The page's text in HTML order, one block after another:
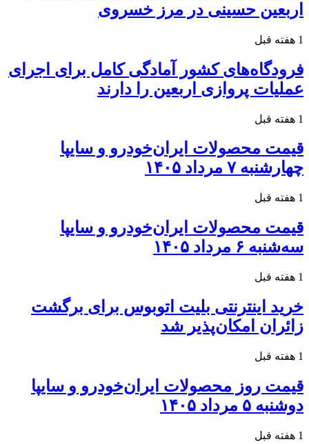
اربعین حسینی در مرز خسروی
1 هفته قبل
فرودگاه‌های کشور آمادگی کامل برای اجرای
عملیات پروازی اربعین را دارند
1 هفته قبل
قیمت محصولات ایران‌خودرو و سایپا
چهارشنبه ۷ مرداد ۱۴۰۵
1 هفته قبل
قیمت محصولات ایران‌خودرو و سایپا
سه‌شنبه ۶ مرداد ۱۴۰۵
1 هفته قبل
خرید اینترنتی بلیت اتوبوس برای برگشت
زائران امکان‌پذیر شد
1 هفته قبل
قیمت روز محصولات ایران‌خودرو و سایپا
دوشنبه ۵ مرداد ۱۴۰۵
1 هفته قبل